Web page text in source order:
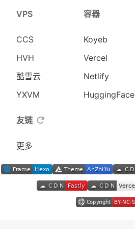
VPS
CCS
HVH
酷雪云
YXVM
容器
Koyeb
Vercel
Netlify
HuggingFace
友链
更多